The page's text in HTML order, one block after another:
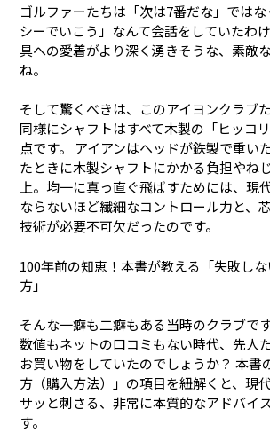
ゴルファーたちは「次は7番だな」では
シーでいこう」なんて会話をしていたわ
具への愛着がより深く湧きそうな、素敵
ね。
そして驚くべきは、このアイヨンクラブ
同様にシャフトはすべて木製の「ヒッコ
点です。 アイアンはヘッドが鉄製で重い
たときに木製シャフトにかかる負担やね
上。均一に真っ直ぐ飛ばすためには、現
ならないほど繊細なコントロール力と、
技術が必要不可欠だったのです。
100年前の知恵！本書が教える「失敗し
方」
そんな一癖も二癖もある当時のクラブで
数値もネットの口コミもない時代、先人
お買い物をしていたのでしょうか？ 本書
方（購入方法）」の項目を紐解くと、現
サッと刺さる、非常に本質的なアドバイ
す。